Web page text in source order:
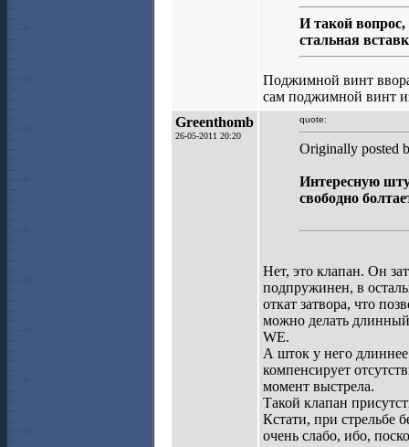
И такой
стальная
Поджимной винт
сам поджимной винт
Greenthomb
26-05-2011 20:20
quote:
Originally posted
Интересную
свободно
Нет, это клапан. Он
подпружинен, в
откат затвора, что
можно делать
WE.
А шток у него длиннее
компенсирует
момент выстрела.
Такой клапан
Кстати, при стрельбе
очень слабо, ибо,